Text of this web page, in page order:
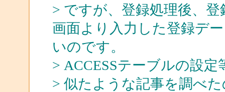
> ですが、登録処理後、
画面より入力した登録デ
いのです。
> ACCESSテーブルの設
> 似たような記事を調べ